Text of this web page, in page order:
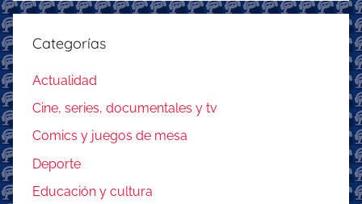
Categorías
Actualidad
Cine, series, documentales y tv
Comics y juegos de mesa
Deporte
Educación y cultura